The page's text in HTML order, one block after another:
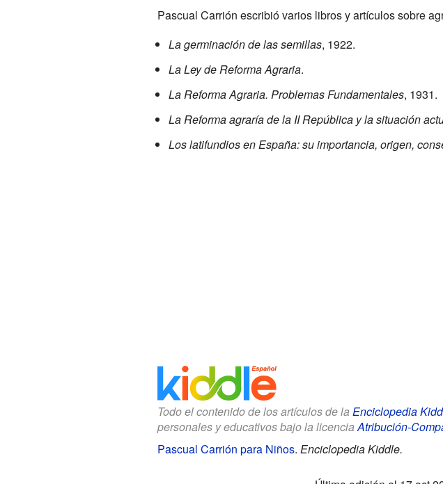
Pascual Carrión escribió varios libros y artículos sobre
La germinación de las semillas, 1922.
La Ley de Reforma Agraria.
La Reforma Agraria. Problemas Fundamentales, 1931.
La Reforma agraría de la II República y la situación
Los latifundios en España: su importancia, origen,
Todo el contenido de los artículos de la Enciclopedia
personales y educativos bajo la licenciaAtribución-
Pascual Carrión para Niños. Enciclopedia Kiddle.